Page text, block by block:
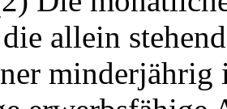
allein